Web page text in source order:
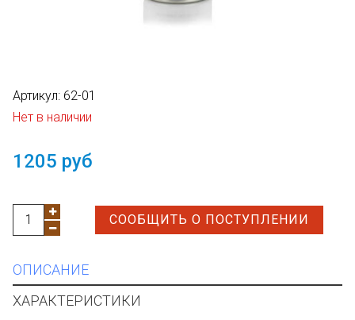
Артикул: 62-01
Нет в наличии
1205 руб
СООБЩИТЬ О ПОСТУПЛЕНИИ
ОПИСАНИЕ
ХАРАКТЕРИСТИКИ